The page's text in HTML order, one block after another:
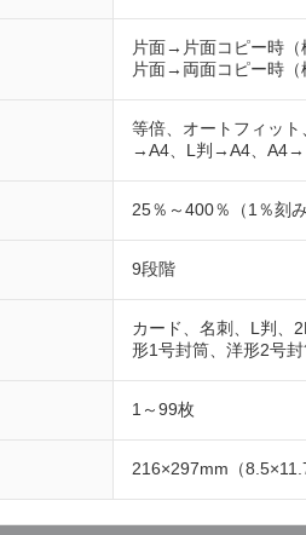
片面→片面コピー時（
片面→両面コピー時（
等倍、オートフィッ
→A4、L判→A4、
25％～400％（1％刻
9段階
カード、名刺、L判、
形1号封筒、洋形2号
1～99枚
216×297mm（